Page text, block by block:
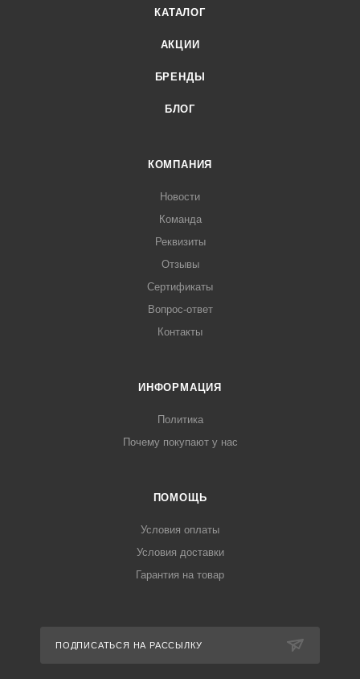
КАТАЛОГ
АКЦИИ
БРЕНДЫ
БЛОГ
КОМПАНИЯ
Новости
Команда
Реквизиты
Отзывы
Сертификаты
Вопрос-ответ
Контакты
ИНФОРМАЦИЯ
Политика
Почему покупают у нас
ПОМОЩЬ
Условия оплаты
Условия доставки
Гарантия на товар
ПОДПИСАТЬСЯ НА РАССЫЛКУ